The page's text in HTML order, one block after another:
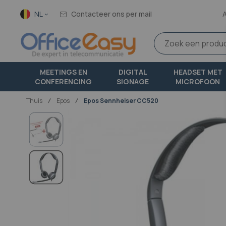
Taal NL Contacteer ons per mail
MEETINGS EN
CONFERENCING
DIGITAL
SIGNAGE
HEADSET MET
MICROFOON
Thuis epos Epos Sennheiser CC520
Ga
naar
het
einde
van
afbeeldingen-
gallerij